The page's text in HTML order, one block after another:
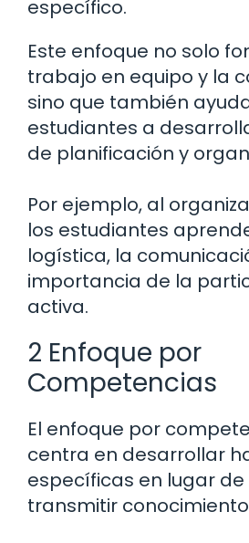
específico.
Este enfoque no solo
trabajo en equipo y la
sino que también
estudiantes a
de planificación y
Por ejemplo, al
los estudiantes
logística, la
importancia de la
activa.
2 Enfoque por
Competencias
El enfoque por
centra en desarrollar
específicas en lugar
transmitir